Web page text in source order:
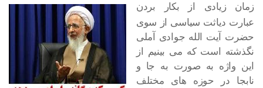
زمان زیادی از بکار بردن
عبارت دیاثت سیاسی از سوی
حضرت آیت الله جوادی آملی
نگذشته است که می بینیم از
این واژه به صورت به جا و
نابجا در حوزه های مختلف